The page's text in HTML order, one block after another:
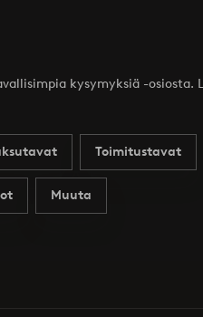
kysymyksiä -osiosta.
Toimitustavat
Muuta